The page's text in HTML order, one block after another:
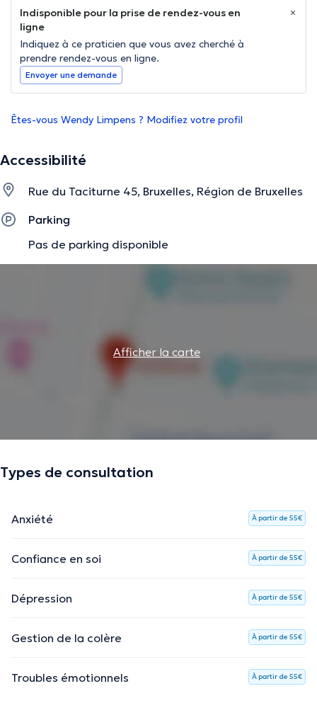
Indisponible pour la prise de rendez-vous en
ligne
Indiquez à ce praticien que vous avez cherché à
prendre rendez-vous en ligne.
Envoyer une demande
Êtes-vous Wendy Limpens ? Modifiez votre profil
Accessibilité
Rue du Taciturne 45, Bruxelles, Région de Bruxelles
Parking
Pas de parking disponible
Afficher la carte
Types de consultation
Anxiété À partir de 55€
Confiance en soi À partir de 55€
Dépression À partir de 55€
Gestion de la colère À partir de 55€
Troubles émotionnels À partir de 55€